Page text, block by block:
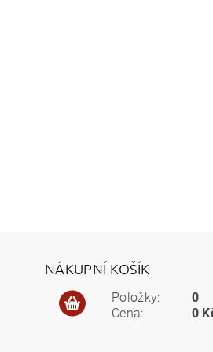
NÁKUPNÍ KOŠÍK
Položky:
Cena:
0
0